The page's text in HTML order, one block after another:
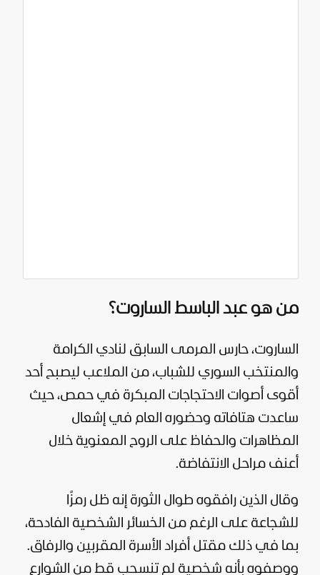
من هو عبد الباسط الساروت؟
الساروت، حارس المرمى السابق لنادي الكرامة
والمنتخب السوري للشباب، من الملاعب ليصبح أحد
أقوى أصوات الاحتجاجات المبكرة في حمص، حيث
ساعدت هتافاته وحضوره العام في إشعال
المظاهرات والحفاظ على الروح المعنوية خلال
أعنف مراحل الانتفاضة.
وقال الذين رافقوه طوال الثورة إنه ظل رمزًا
للشجاعة على الرغم من الخسائر الشخصية الفادحة،
بما في ذلك مقتل أفراد الأسرة المقربين والرفاق.
ووصفوه بأنه شخصية لم تنسحب قط من الشوارع